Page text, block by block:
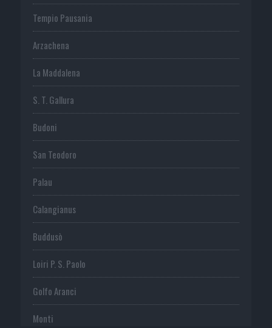
Tempio Pausania
Arzachena
La Maddalena
S. T. Gallura
Budoni
San Teodoro
Palau
Calangianus
Buddusò
Loiri P. S. Paolo
Golfo Aranci
Monti